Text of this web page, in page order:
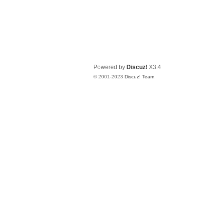
Powered by Discuz! X3.4
© 2001-2023 Discuz! Team